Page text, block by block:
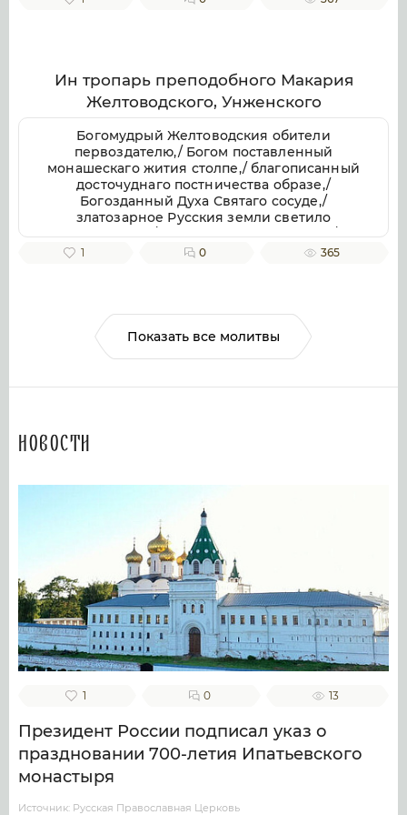
Ин тропарь преподобного Макария
Желтоводского, Унженского
Богомудрый Желтоводския обители
первоздателю,/ Богом поставленный
монашескаго жития столпе,/ благописанный
досточуднаго постничества образе,/
Богозданный Духа Святаго сосуде,/
златозарное Русския земли светило
всесветлое,/ молим тя, отче Макарие,/
светозарною молитв твоих лучею разрешай
1 0 365
Показать все молитвы
Новости
1 0 13
Президент России подписал указ о
праздновании 700-летия Ипатьевского
монастыря
Источник: Русская Православная Церковь